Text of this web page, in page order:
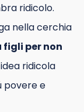
ridicolo.
nella cerchia
figli per non
ridicola
povere e